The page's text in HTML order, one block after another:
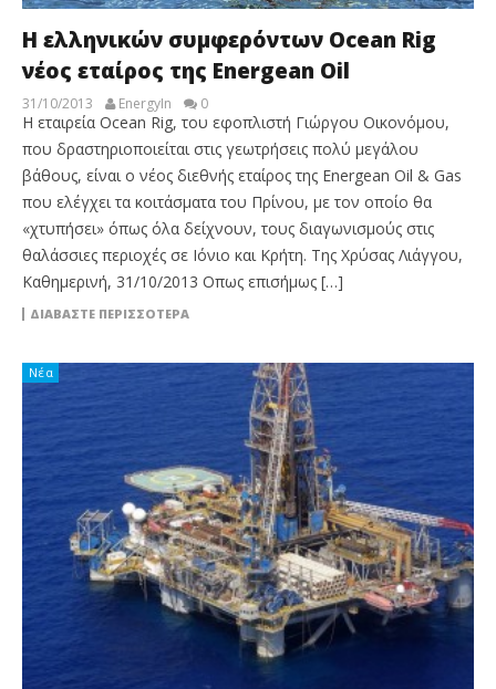
Η ελληνικών συμφερόντων Ocean Rig
νέος εταίρος της Energean Oil
31/10/2013 EnergyIn 0
Η εταιρεία Ocean Rig, του εφοπλιστή Γιώργου Οικονόμου,
που δραστηριοποιείται στις γεωτρήσεις πολύ μεγάλου
βάθους, είναι ο νέος διεθνής εταίρος της Energean Oil & Gas
που ελέγχει τα κοιτάσματα του Πρίνου, με τον οποίο θα
«χτυπήσει» όπως όλα δείχνουν, τους διαγωνισμούς στις
θαλάσσιες περιοχές σε Ιόνιο και Κρήτη. Της Χρύσας Λιάγγου,
Καθημερινή, 31/10/2013 Οπως επισήμως […]
ΔΙΑΒΆΣΤΕ ΠΕΡΙΣΣΌΤΕΡΑ
Νέα